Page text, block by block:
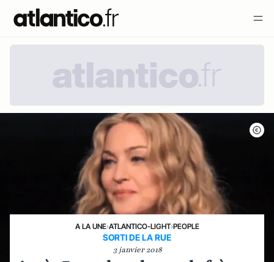
A LA UNE›ATLANTICO-LIGHT›PEOPLE
SORTI DE LA RUE
3 janvier 2018